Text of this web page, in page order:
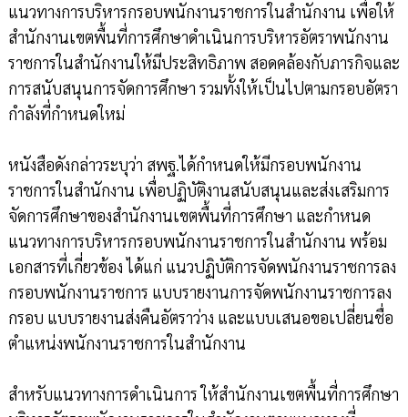
แนวทางการบริหารกรอบพนักงานราชการในสำนักงาน เพื่อให้
สำนักงานเขตพื้นที่การศึกษาดำเนินการบริหารอัตราพนักงาน
ราชการในสำนักงานให้มีประสิทธิภาพ สอดคล้องกับภารกิจและ
การสนับสนุนการจัดการศึกษา รวมทั้งให้เป็นไปตามกรอบอัตรา
กำลังที่กำหนดใหม่
หนังสือดังกล่าวระบุว่า สพฐ.ได้กำหนดให้มีกรอบพนักงาน
ราชการในสำนักงาน เพื่อปฏิบัติงานสนับสนุนและส่งเสริมการ
จัดการศึกษาของสำนักงานเขตพื้นที่การศึกษา และกำหนด
แนวทางการบริหารกรอบพนักงานราชการในสำนักงาน พร้อม
เอกสารที่เกี่ยวข้อง ได้แก่ แนวปฏิบัติการจัดพนักงานราชการลง
กรอบพนักงานราชการ แบบรายงานการจัดพนักงานราชการลง
กรอบ แบบรายงานส่งคืนอัตราว่าง และแบบเสนอขอเปลี่ยนชื่อ
ตำแหน่งพนักงานราชการในสำนักงาน
สำหรับแนวทางการดำเนินการ ให้สำนักงานเขตพื้นที่การศึกษา